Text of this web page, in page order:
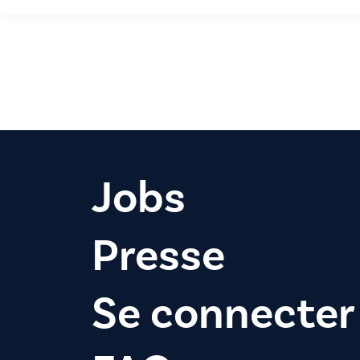
Jobs
Presse
Se connecter